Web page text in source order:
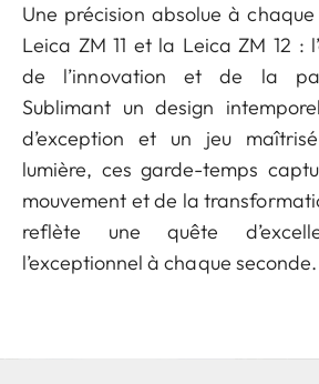
Une précision absolue à
Leica ZM 11 et la Leica ZM 12 :
de l’innovation et de la
Sublimant un design
d’exception et un jeu
lumière, ces garde-temps
mouvement et de la
reflète une quête
l’exceptionnel à chaque seconde.